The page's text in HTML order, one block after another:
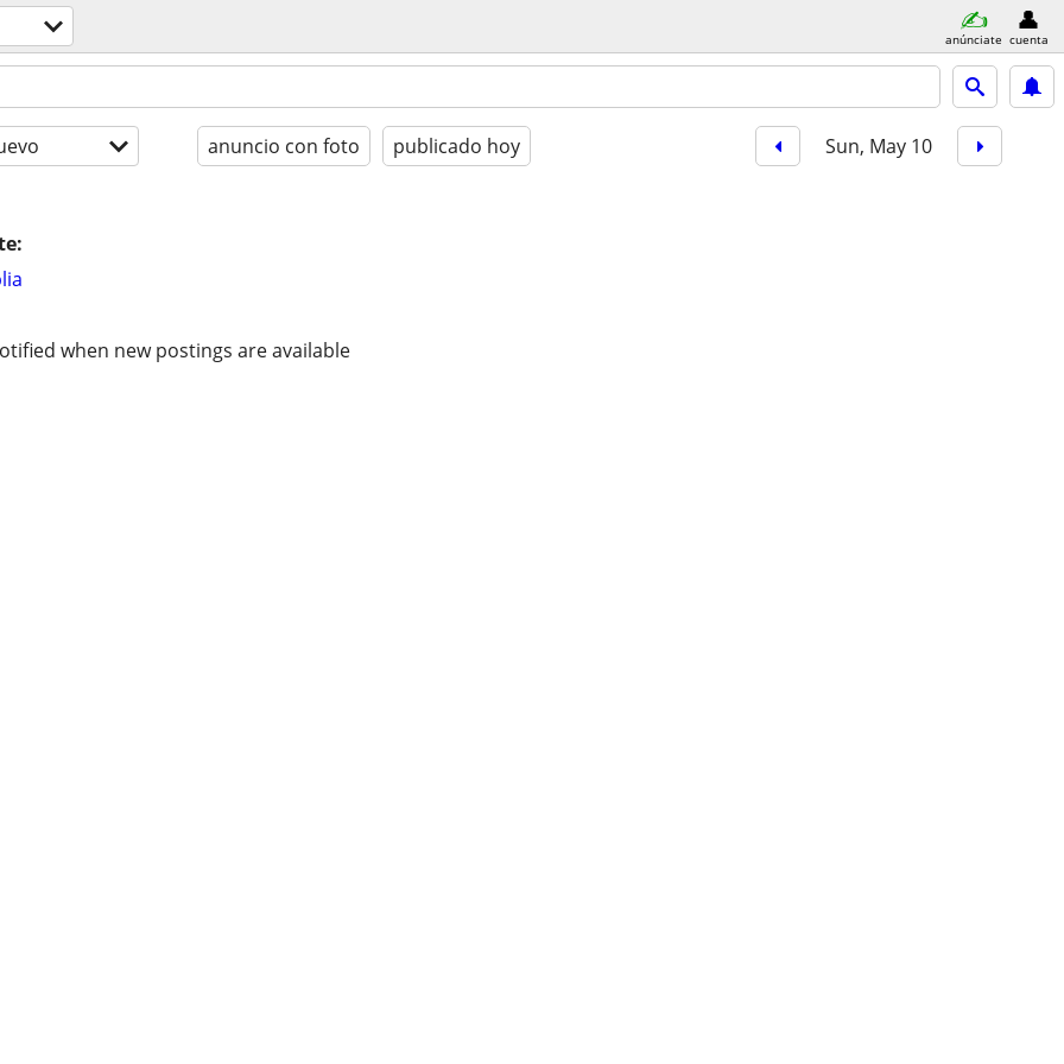
anúnciate cuenta
anuncio con foto publicado hoy Sun, May 10
when new postings are available